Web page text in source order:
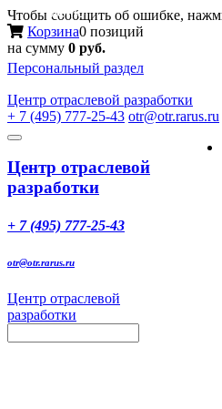
Чтобы сообщить об ошибке,
Корзина0 позиций
на сумму 0 руб.
Персональный раздел
Центр отраслевой разработки
+ 7 (495) 777-25-43 otr@otr.rarus.ru
Toggle
Меню
Центр отраслевой
разработки
+ 7 (495) 777-25-43
otr@otr.rarus.ru
Центр отраслевой
разработки